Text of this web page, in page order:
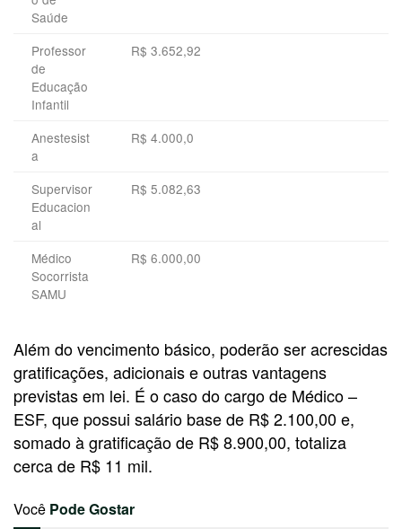
Saúde
Professor
de
Educação
Infantil
R$ 3.652,92
Anestesist
a
R$ 4.000,0
Supervisor
Educacion
al
R$ 5.082,63
Médico
Socorrista
SAMU
R$ 6.000,00
Além do vencimento básico, poderão ser acrescidas
gratificações, adicionais e outras vantagens
previstas em lei. É o caso do cargo de Médico –
ESF, que possui salário base de R$ 2.100,00 e,
somado à gratificação de R$ 8.900,00, totaliza
cerca de R$ 11 mil.
Você Pode Gostar